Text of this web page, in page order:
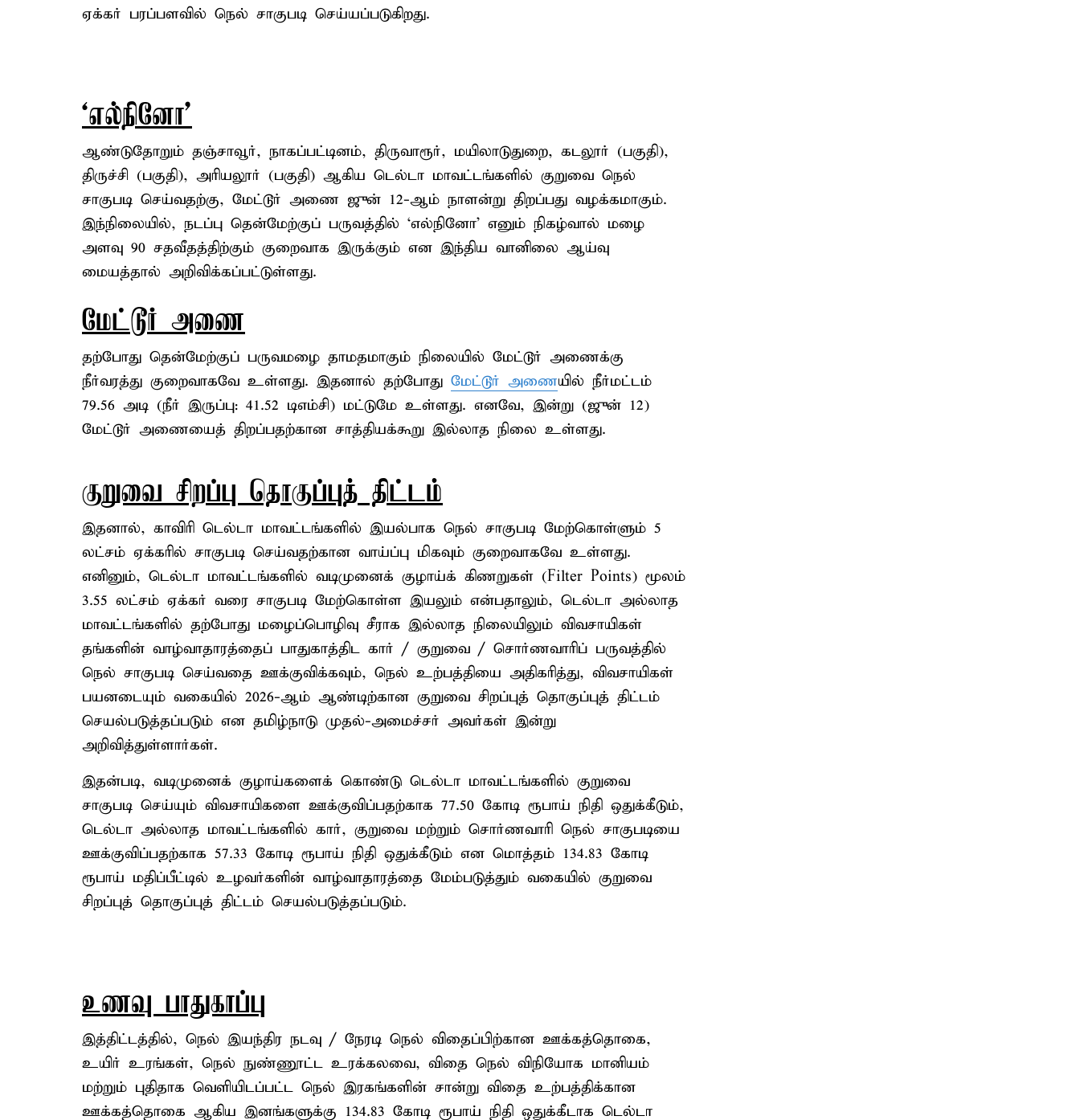
ஏக்கர் பரப்பளவில் நெல் சாகுபடி செய்யப்படுகிறது.
‘எல்நினோ’
ஆண்டுதோறும் தஞ்சாவூர், நாகப்பட்டினம், திருவாரூர், மயிலாடுதுறை, கடலூர் (பகுதி),
திருச்சி (பகுதி), அரியலூர் (பகுதி) ஆகிய டெல்டா மாவட்டங்களில் குறுவை நெல்
சாகுபடி செய்வதற்கு, மேட்டூர் அணை ஜுன் 12-ஆம் நாளன்று திறப்பது வழக்கமாகும்.
இந்நிலையில், நடப்பு தென்மேற்குப் பருவத்தில் ‘எல்நினோ’ எனும் நிகழ்வால் மழை
அளவு 90 சதவீதத்திற்கும் குறைவாக இருக்கும் என இந்திய வானிலை ஆய்வு
மையத்தால் அறிவிக்கப்பட்டுள்ளது.
மேட்டூர் அணை
தற்போது தென்மேற்குப் பருவமழை தாமதமாகும் நிலையில் மேட்டூர் அணைக்கு
நீர்வரத்து குறைவாகவே உள்ளது. இதனால் தற்போது மேட்டூர் அணையில் நீர்மட்டம்
79.56 அடி (நீர் இருப்பு: 41.52 டிஎம்சி) மட்டுமே உள்ளது. எனவே, இன்று (ஜுன் 12)
மேட்டூர் அணையைத் திறப்பதற்கான சாத்தியக்கூறு இல்லாத நிலை உள்ளது.
குறுவை சிறப்பு தொகுப்புத் திட்டம்
இதனால், காவிரி டெல்டா மாவட்டங்களில் இயல்பாக நெல் சாகுபடி மேற்கொள்ளும் 5
லட்சம் ஏக்கரில் சாகுபடி செய்வதற்கான வாய்ப்பு மிகவும் குறைவாகவே உள்ளது.
எனினும், டெல்டா மாவட்டங்களில் வடிமுனைக் குழாய்க் கிணறுகள் (Filter Points) மூலம்
3.55 லட்சம் ஏக்கர் வரை சாகுபடி மேற்கொள்ள இயலும் என்பதாலும், டெல்டா அல்லாத
மாவட்டங்களில் தற்போது மழைப்பொழிவு சீராக இல்லாத நிலையிலும் விவசாயிகள்
தங்களின் வாழ்வாதாரத்தைப் பாதுகாத்திட கார் / குறுவை / சொர்ணவாரிப் பருவத்தில்
நெல் சாகுபடி செய்வதை ஊக்குவிக்கவும், நெல் உற்பத்தியை அதிகரித்து, விவசாயிகள்
பயனடையும் வகையில் 2026-ஆம் ஆண்டிற்கான குறுவை சிறப்புத் தொகுப்புத் திட்டம்
செயல்படுத்தப்படும் என தமிழ்நாடு முதல்-அமைச்சர் அவர்கள் இன்று
அறிவித்துள்ளார்கள்.
இதன்படி, வடிமுனைக் குழாய்களைக் கொண்டு டெல்டா மாவட்டங்களில் குறுவை
சாகுபடி செய்யும் விவசாயிகளை ஊக்குவிப்பதற்காக 77.50 கோடி ரூபாய் நிதி ஒதுக்கீடும்,
டெல்டா அல்லாத மாவட்டங்களில் கார், குறுவை மற்றும் சொர்ணவாரி நெல் சாகுபடியை
ஊக்குவிப்பதற்காக 57.33 கோடி ரூபாய் நிதி ஒதுக்கீடும் என மொத்தம் 134.83 கோடி
ரூபாய் மதிப்பீட்டில் உழவர்களின் வாழ்வாதாரத்தை மேம்படுத்தும் வகையில் குறுவை
சிறப்புத் தொகுப்புத் திட்டம் செயல்படுத்தப்படும்.
உணவு பாதுகாப்பு
இத்திட்டத்தில், நெல் இயந்திர நடவு / நேரடி நெல் விதைப்பிற்கான ஊக்கத்தொகை,
உயிர் உரங்கள், நெல் நுண்ணூட்ட உரக்கலவை, விதை நெல் விநியோக மானியம்
மற்றும் புதிதாக வெளியிடப்பட்ட நெல் இரகங்களின் சான்று விதை உற்பத்திக்கான
ஊக்கத்தொகை ஆகிய இனங்களுக்கு 134.83 கோடி ரூபாய் நிதி ஒதுக்கீடாக டெல்டா